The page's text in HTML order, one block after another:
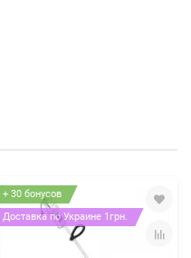
+ 30 бонусов
Доставка по Украине 1грн.